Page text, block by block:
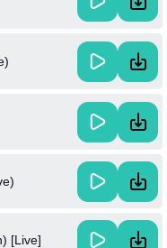
[Live]